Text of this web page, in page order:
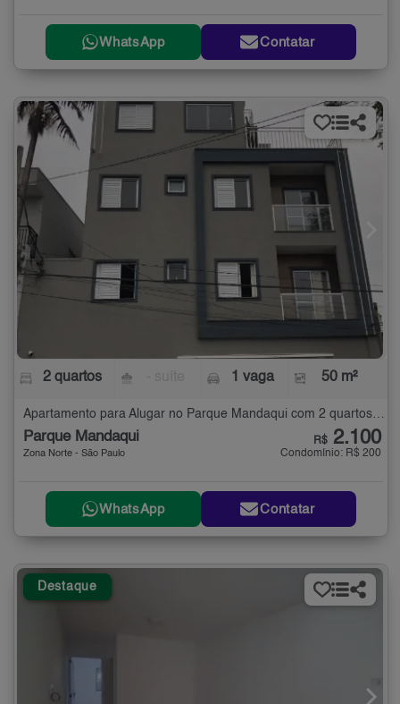
WhatsApp Contatar
2 quartos 1 vaga 50 m²
Apartamento para Alugar no Parque Mandaqui com 2 quartos - 50 m²
Parque Mandaqui
Zona Norte - São Paulo
R$ 2.100
Condomínio: R$ 200
WhatsApp Contatar
Destaque